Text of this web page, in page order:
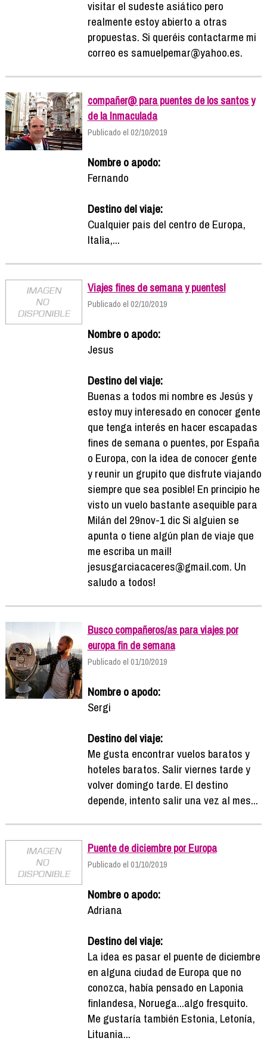
visitar el sudeste asiático pero
realmente estoy abierto a otras
propuestas. Si queréis contactarme mi
correo es samuelpemar@yahoo.es.
compañer@ para puentes de los santos y
de la Inmaculada
Publicado el 02/10/2019
Nombre o apodo:
Fernando
Destino del viaje:
Cualquier pais del centro de Europa,
Italia,...
Viajes fines de semana y puentes!
Publicado el 02/10/2019
Nombre o apodo:
Jesus
Destino del viaje:
Buenas a todos mi nombre es Jesús y
estoy muy interesado en conocer gente
que tenga interés en hacer escapadas
fines de semana o puentes, por España
o Europa, con la idea de conocer gente
y reunir un grupito que disfrute viajando
siempre que sea posible! En principio he
visto un vuelo bastante asequible para
Milán del 29nov-1 dic Si alguien se
apunta o tiene algún plan de viaje que
me escriba un mail!
jesusgarciacaceres@gmail.com. Un
saludo a todos!
Busco compañeros/as para viajes por
europa fin de semana
Publicado el 01/10/2019
Nombre o apodo:
Sergi
Destino del viaje:
Me gusta encontrar vuelos baratos y
hoteles baratos. Salir viernes tarde y
volver domingo tarde. El destino
depende, intento salir una vez al mes...
Puente de diciembre por Europa
Publicado el 01/10/2019
Nombre o apodo:
Adriana
Destino del viaje:
La idea es pasar el puente de diciembre
en alguna ciudad de Europa que no
conozca, había pensado en Laponia
finlandesa, Noruega...algo fresquito.
Me gustaría también Estonia, Letonía,
Lituania...